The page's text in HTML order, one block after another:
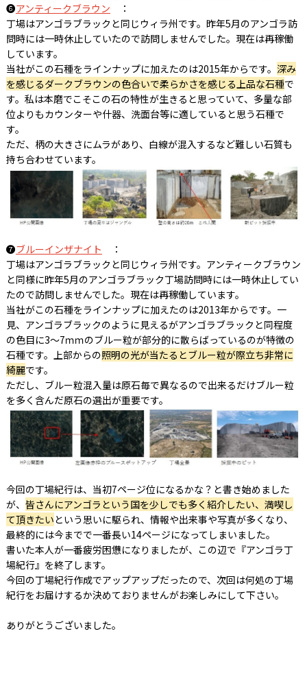
❻アンティークブラウン ：
丁場はアンゴラブラックと同じウィラ州です。昨年5月のアンゴラ訪
問時には一時休止していたので訪問しませんでした。現在は再稼働
しています。
当社がこの石種をラインナップに加えたのは2015年からです。 深み
を感じるダークブラウンの色合いで柔らかさを感じる上品な石種で
す。私は本磨でこそこの石の特性が生きると思っていて、多量な部
位よりもカウンターや什器、洗面台等に適していると思う石種で
す。
ただ、柄の大きさにムラがあり、白線が混入するなど難しい石質も
持ち合わせています。
❼ブルーインザナイト ：
丁場はアンゴラブラックと同じウィラ州です。アンティークブラウン
と同様に昨年5月のアンゴラブラック丁場訪問時には一時休止してい
たので訪問しませんでした。現在は再稼働しています。
当社がこの石種をラインナップに加えたのは2013年からです。一
見、アンゴラブラックのように見えるがアンゴラブラックと同程度
の色目に3～7ｍｍのブルー粒が部分的に散らばっているのが特徴の
石種です。上部からの照明の光が当たるとブルー粒が際立ち非常に
綺麗です。
ただし、ブルー粒混入量は原石毎で異なるので出来るだけブルー粒
を多く含んだ原石の選出が重要です。
今回の丁場紀行は、当初7ページ位になるかな？と書き始めました
が、 皆さんにアンゴラという国を少しでも多く紹介したい、満喫し
て頂きたいという思いに駆られ、情報や出来事や写真が多くなり、
最終的には今までで一番長い14ページになってしまいました。
書いた本人が一番疲労困憊になりましたが、この辺で『アンゴラ丁
場紀行』を終了します。
今回の丁場紀行作成でアップアップだったので、次回は何処の丁場
紀行をお届けするか決めておりませんがお楽しみにして下さい。
ありがとうございました。